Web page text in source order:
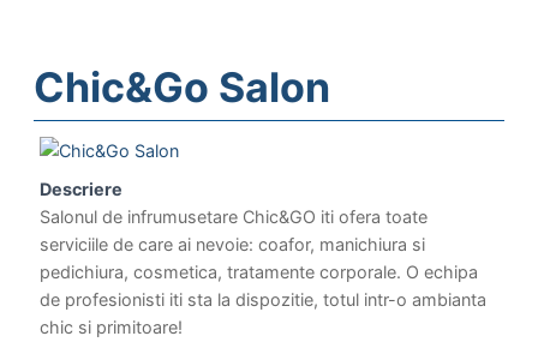
Chic&Go Salon
Descriere
Salonul de infrumusetare Chic&GO iti ofera toate
serviciile de care ai nevoie: coafor, manichiura si
pedichiura, cosmetica, tratamente corporale. O echipa
de profesionisti iti sta la dispozitie, totul intr-o ambianta
chic si primitoare!